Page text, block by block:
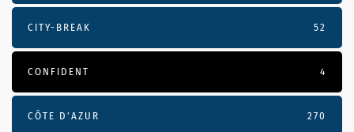
CITY-BREAK 52
CONFIDENT 4
CÔTE D’AZUR 270